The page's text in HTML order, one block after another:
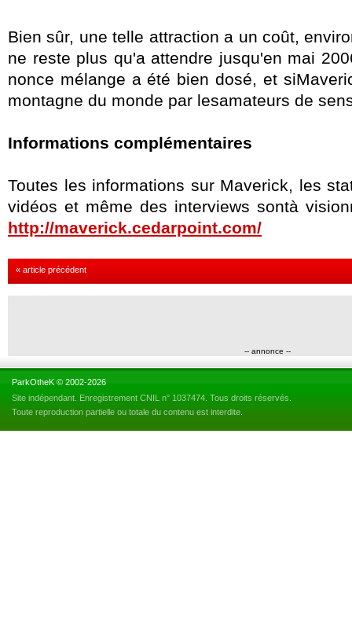
Bien sûr, une telle attraction a un coût,
ne reste plus qu'a attendre jusqu'en mai
nonce mélange a été bien dosé, et
montagne du monde par lesamateurs de
Informations complémentaires
Toutes les informations sur Maverick, les
vidéos et même des interviews sontà
http://maverick.cedarpoint.com/
« article précédent
-- annonce --
ParkOtheK © 2002-2026
Site indépendant. Enregistrement CNIL n° 1037474. Tous droits réservés.
Toute reproduction partielle ou totale du contenu est interdite.